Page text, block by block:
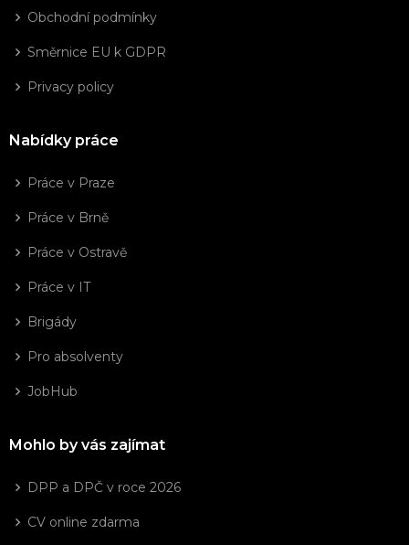
Obchodní podmínky
Směrnice EU k GDPR
Privacy policy
Nabídky práce
Práce v Praze
Práce v Brně
Práce v Ostravě
Práce v IT
Brigády
Pro absolventy
JobHub
Mohlo by vás zajímat
DPP a DPČ v roce 2026
CV online zdarma